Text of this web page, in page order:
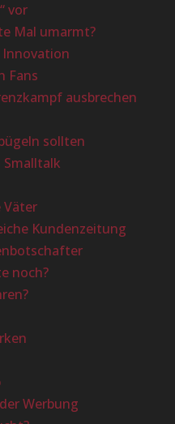
vor
Mal umarmt?
Fans
ausbrechen
sollten
Smalltalk
Kundenzeitung
noch?
Werbung